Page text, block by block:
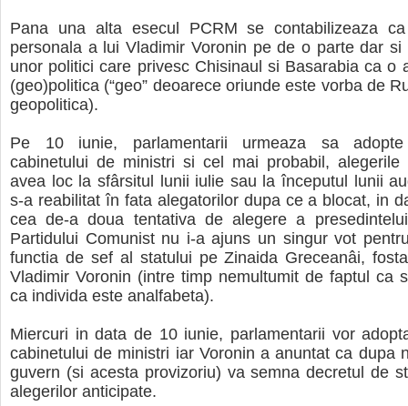
Pana una alta esecul PCRM se contabilizeaza
personala a lui Vladimir Voronin pe de o parte dar
unor politici care privesc Chisinaul si Basarabia ca o
(geo)politica (“geo” deoarece oriunde este vorba de
geopolitica).
Pe 10 iunie, parlamentarii urmeaza sa adopte
cabinetului de ministri si cel mai probabil, alegerile
avea loc la sfârsitul lunii iulie sau la începutul lunii
s-a reabilitat în fata alegatorilor dupa ce a blocat, in
cea de-a doua tentativa de alegere a
Partidului Comunist nu i-a ajuns un singur vot
functia de sef al statului pe Zinaida Greceanâi,
Vladimir Voronin (intre timp nemultumit de faptul ca
ca individa este analfabeta).
Miercuri in data de 10 iunie, parlamentarii vor
cabinetului de ministri iar Voronin a anuntat ca dupa
guvern (si acesta provizoriu) va semna decretul de
alegerilor anticipate.